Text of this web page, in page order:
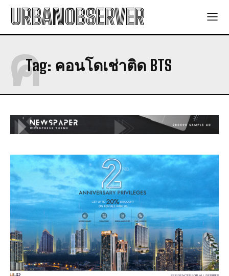
URBANOBSERVER
Tag: คอนโดเช่าติด BTS
ค